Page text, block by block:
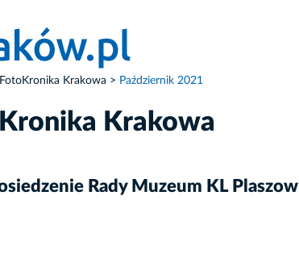
Krakowa Październik 2021
Krakowa
Rady Muzeum KL Plaszow